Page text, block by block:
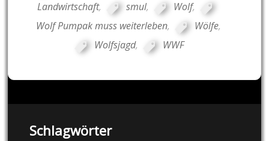
Landwirtschaft, smul, Wolf,
Wolf Pumpak muss weiterleben, Wölfe,
Wolfsjagd, WWF
Schlagwörter